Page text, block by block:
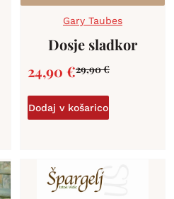
Gary Taubes
Dosje sladkor
29,90€
24,90 €
Dodaj v košarico